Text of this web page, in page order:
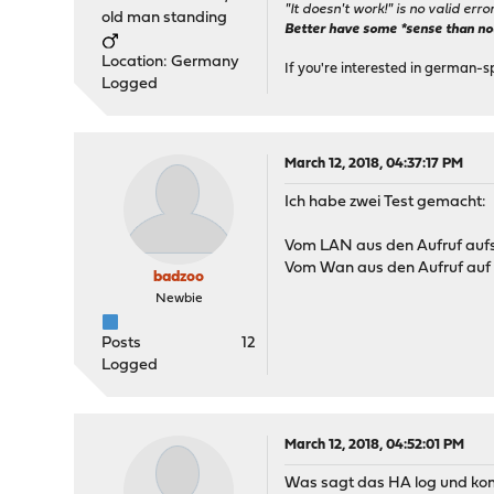
old man standing
Location: Germany
Logged
"It doesn't work!" is no valid
Better have some *sense than
If you're interested in german-
badzoo
Newbie
Posts
12
Logged
March 12, 2018, 04:37:17 PM
Ich habe zwei Test gemacht:
Vom LAN aus den Aufruf
Vom Wan aus den Aufruf
March 12, 2018, 04:52:01 PM
Was sagt das HA log und